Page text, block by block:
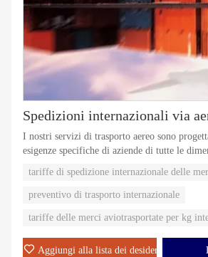
I nostri servizi di trasporto aereo sono
esigenze specifiche di aziende di tutte le
abbiamo le capacità per gestire le tue
cura e professionalità.
tariffe di spedizione internazionale delle
preventivo di trasporto internazionale
tariffe delle merci aviotrasportate per kg
Aggiungi alla lista dei desideri